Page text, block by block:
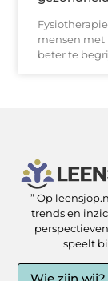
mensen met
beter te
” Op
trends en
speelt
Wie zijn wij?